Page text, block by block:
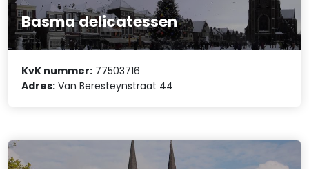
Basma delicatessen
KvK nummer: 77503716
Adres: Van Beresteynstraat 44